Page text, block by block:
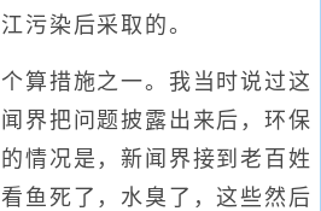
染后采取的。
措施之一。我当时说过这
界把问题披露出来后，环保
情况是，新闻界接到老百姓
鱼死了，水臭了，这些然后